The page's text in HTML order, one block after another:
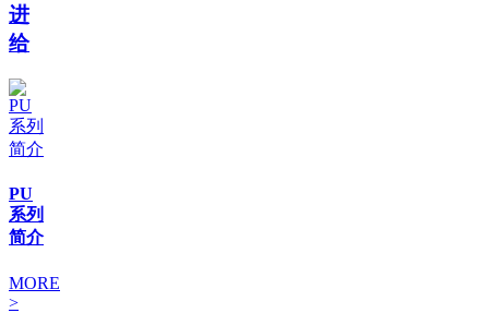
进
给
PU
系列
简介
MORE
>